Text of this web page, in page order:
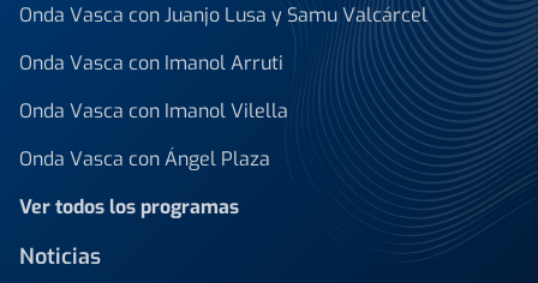
Onda Vasca con Juanjo Lusa y Samu Valcárcel
Onda Vasca con Imanol Arruti
Onda Vasca con Imanol Vilella
Onda Vasca con Ángel Plaza
Ver todos los programas
Noticias